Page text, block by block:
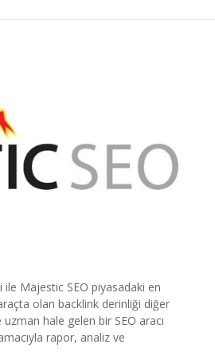
ile Majestic SEO piyasadaki en
olan backlink derinliği diğer
hale gelen bir SEO aracı
rapor, analiz ve